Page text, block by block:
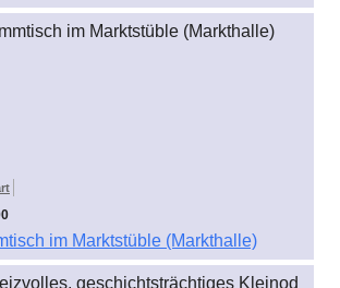
im Marktstüble (Markthalle)